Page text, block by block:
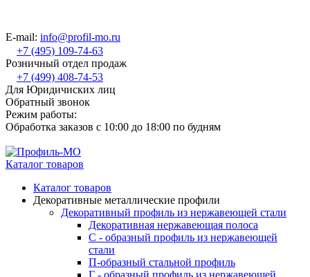
E-mail: info@profil-mo.ru
+7 (495) 109-74-63
Розничный отдел продаж
+7 (499) 408-74-53
Для Юридичиских лиц
Обратный звонок
Режим работы:
Обработка заказов с 10:00 до 18:00 по будням
Каталог товаров
Каталог товаров
Декоративные металлические профили
Декоративный профиль из нержавеющей стали
Декоративная нержавеющая полоса
С - образный профиль из нержавеющей
стали
П-образный стальной профиль
Г - образный профиль из нержавеющей